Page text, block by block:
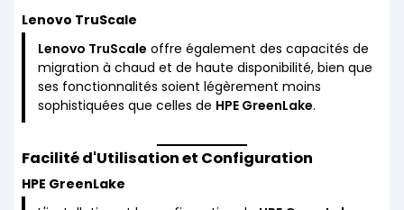
Lenovo TruScale
Lenovo TruScale offre également des capacités de
migration à chaud et de haute disponibilité, bien que
ses fonctionnalités soient légèrement moins
sophistiquées que celles de HPE GreenLake.
Facilité d'Utilisation et Configuration
HPE GreenLake